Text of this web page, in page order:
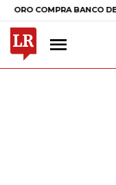
COMPRA BANCO DE LA